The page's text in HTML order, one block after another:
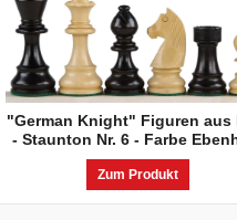
"German Knight" Figuren aus
- Staunton Nr. 6 - Farbe
Zum Produkt